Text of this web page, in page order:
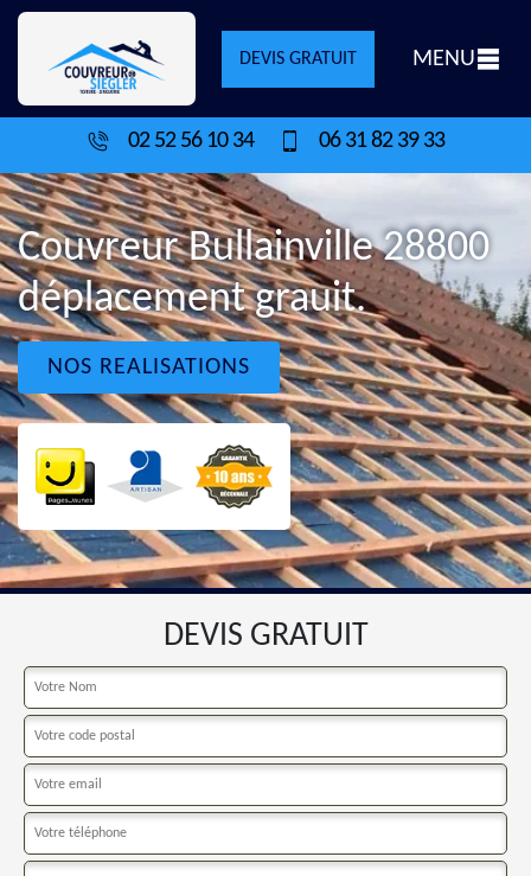
DEVIS GRATUIT MENU
02 52 56 10 34 06 31 82 39 33
Couvreur Bullainville 28800
déplacement grauit.
NOS REALISATIONS
DEVIS GRATUIT